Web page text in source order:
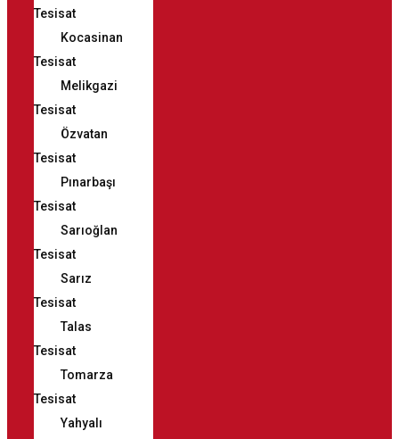
Tesisat
Kocasinan
Tesisat
Melikgazi
Tesisat
Özvatan
Tesisat
Pınarbaşı
Tesisat
Sarıoğlan
Tesisat
Sarız
Tesisat
Talas
Tesisat
Tomarza
Tesisat
Yahyalı